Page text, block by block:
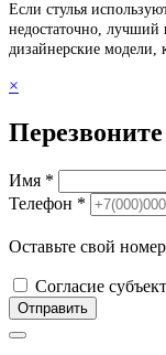
Если стулья
недостаточно,
дизайнерские модели,
×
Имя *
Телефон *
Оставьте свой
Согласие
Отправить